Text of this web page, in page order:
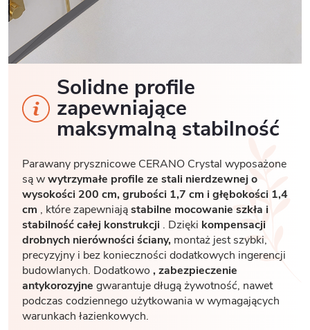
Solidne profile
zapewniające
maksymalną stabilność
Parawany prysznicowe CERANO Crystal wyposażone
są wwytrzymałe profile ze stali nierdzewnej o
wysokości 200 cm, grubości 1,7 cm i głębokości 1,4
cm , które zapewniająstabilne mocowanie szkła i
stabilność całej konstrukcji . Dzięki kompensacji
drobnych nierówności ściany, montaż jest szybki,
precyzyjny i bez konieczności dodatkowych ingerencji
budowlanych. Dodatkowo , zabezpieczenie
antykorozyjne gwarantuje długą żywotność, nawet
podczas codziennego użytkowania w wymagających
warunkach łazienkowych.